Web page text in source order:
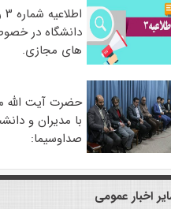
دانشگاه در
های مجازی.
حضرت آیت الله
با مدیران و
صداوسیما:
اخبار عمومی